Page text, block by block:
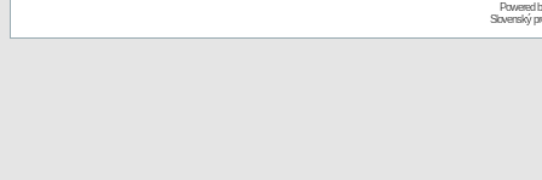
Powered
Slovenský